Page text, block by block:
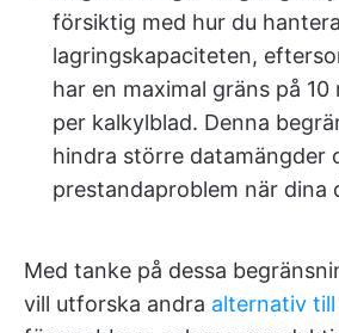
försiktig med hur du
lagringskapaciteten,
har en maximal gräns på 10
per kalkylblad. Denna
hindra större datamängder
prestandaproblem när dina
Med tanke på dessa
vill utforska andra alternativ till